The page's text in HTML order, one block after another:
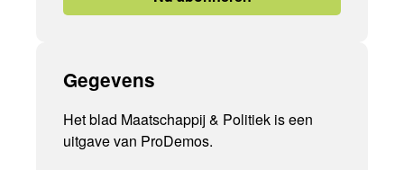
Gegevens
Het blad Maatschappij & Politiek is een
uitgave van ProDemos.